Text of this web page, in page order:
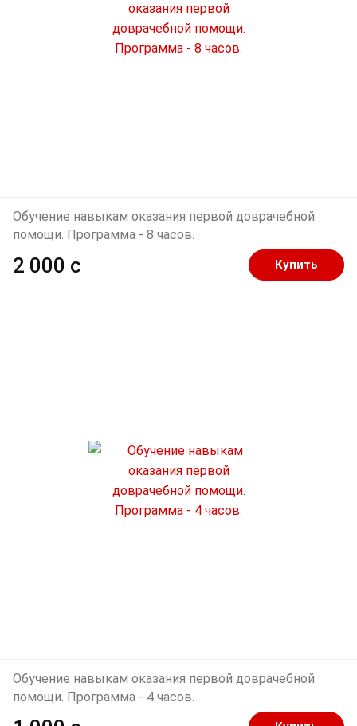
Обучение навыкам оказания первой доврачебной
помощи. Программа - 8 часов.
2 000 c Купить
Обучение навыкам оказания первой доврачебной
помощи. Программа - 4 часов.